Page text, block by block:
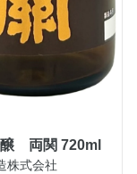
純米吟醸 両関 720ml
株式会社